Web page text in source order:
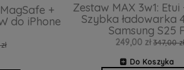
+
do iPhone
Zestaw MAX 3w1: Etui
Szybka ładowarka
Samsung S25
249,00 zł 347,00 zł
Do Koszyka